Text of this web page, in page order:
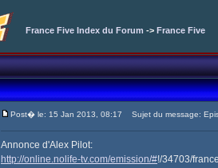
France Five Index du Forum -> France Five
Post� le: 15 Jan 2013, 08:17 Sujet du message:
Annonce d'Alex Pilot:
http://online.nolife-tv.com/emission/#!/34703/